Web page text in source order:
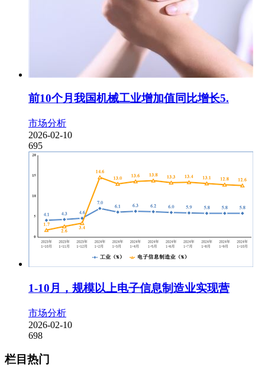
前10个月我国机械工业增加值同比增长5.
市场分析
2026-02-10
695
1-10月，规模以上电子信息制造业实现营
市场分析
2026-02-10
698
栏目热门